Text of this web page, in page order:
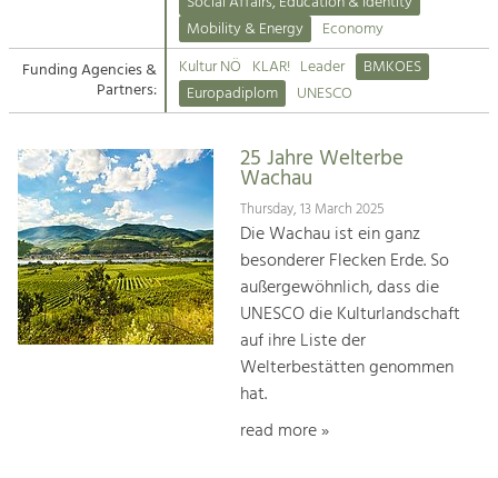
Suche
Impressum
Kontakt
Tourism
Offer Development and Positioning
Art & Culture
Crafts, Science and Research.
Social Affairs, Education
& Identity
Equality, Youth and Integration.
Climate Change, Public Transport and
Mobility & Energy
Economy
Funding Agencies &
Partners:
Kultur NÖ KLAR! Leader
BMKOES
Europadiplom
UNESCO
25 Jahre Welterbe
Wachau
Thursday, 13 March 2025
Die Wachau ist ein ganz
besonderer Flecken Erde. So
außergewöhnlich, dass die
UNESCO die Kulturlandschaft
auf ihre Liste der
Welterbestätten genommen
hat.
read more »